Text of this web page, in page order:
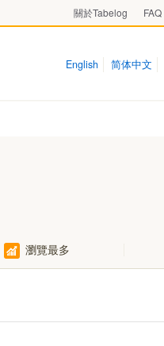
關於Tabelog FAQ
English 简体中文
瀏覽最多